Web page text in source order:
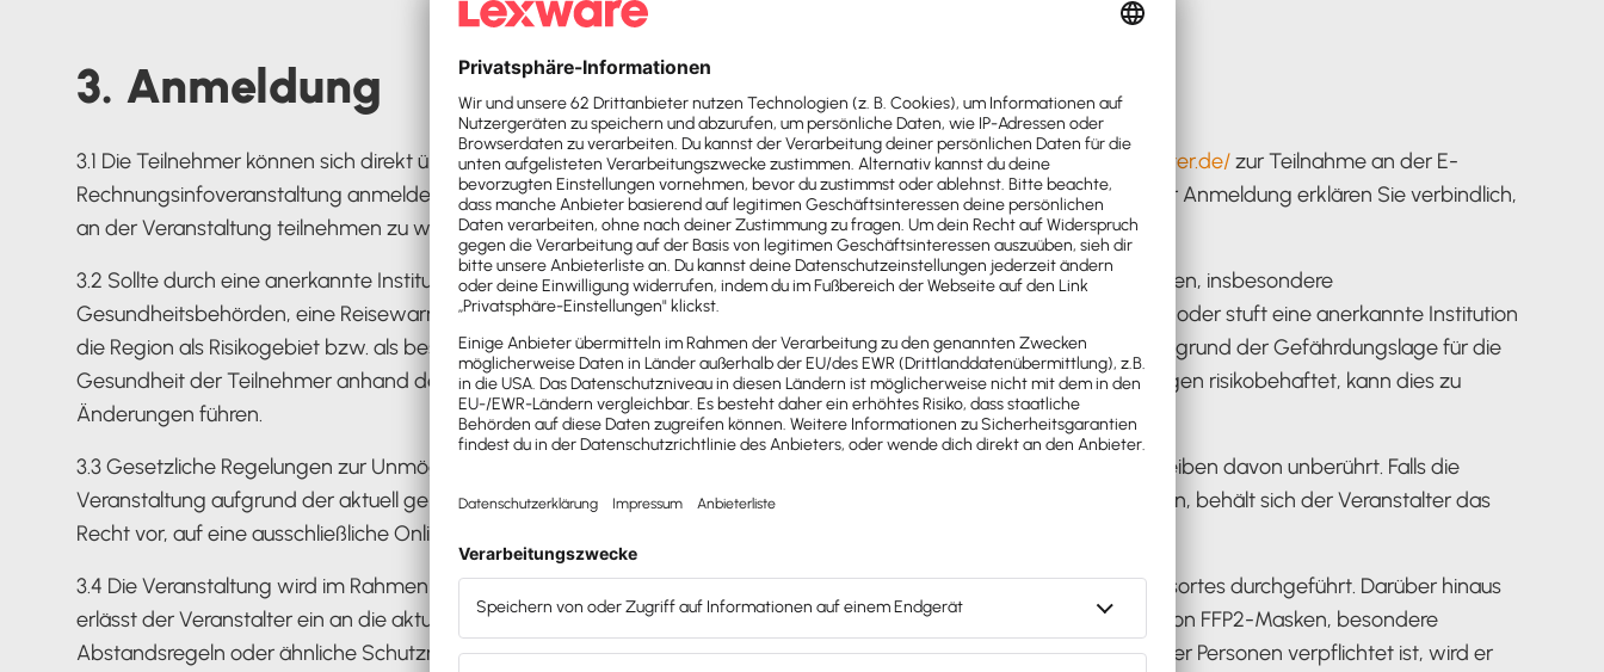
3. Anmeldung
3.1 Die Teilnehmer können sich direkt über das Registrierungsformular auf der Websitehttp://www.lexware-steuerberater.de/zur Teilnahme an der E-
Rechnungsinfoveranstaltung anmelden, und sie erhalten eine Anmeldebestätigung per Mail. Durch das Abschicken der Anmeldung erklären Sie verbindlich,
an der Veranstaltung teilnehmen zu wollen.
3.2 Sollte durch eine anerkannte Institution, z.B. Robert Koch-Institut, Bundesrepublik Deutschland, Länder und Kommunen, insbesondere
Gesundheitsbehörden, eine Reisewarnung oder eine erhöhte Risikowarnung für die Zielregion ausgesprochen werden oder stuft eine anerkannte Institution
die Region als Risikogebiet bzw. als besonderes betroffenes Gebiet ein oder ist die Durchführung der Veranstaltung aufgrund der Gefährdungslage für die
Gesundheit der Teilnehmer anhand der vom Robert Koch-Institut entwickelten Risikofaktoren für (Groß-) Veranstaltungen risikobehaftet, kann dies zu
Änderungen führen.
3.3 Gesetzliche Regelungen zur Unmöglichkeit der Durchführung der Veranstaltung/Inanspruchnahme der Buchung bleiben davon unberührt. Falls die
Veranstaltung aufgrund der aktuell geltenden Bestimmungen nicht als Präsenzveranstaltung durchgeführt werden kann, behält sich der Veranstalter das
Recht vor, auf eine ausschließliche Online-Veranstaltung umzustellen.
3.4 Die Veranstaltung wird im Rahmen der etwaig zum Zeitpunkt geltenden Corona-Verordnungen des Veranstaltungsortes durchgeführt. Darüber hinaus
erlässt der Veranstalter ein an die aktuelle Situation angemessenes Hygienekonzept, das u.a. eine Testpflicht, Tragen von FFP2-Masken, besondere
Abstandsregeln oder ähnliche Schutzmaßnahmen beinhalten kann. Sofern der Veranstalter zum Ausschluss bestimmter Personen verpflichtet ist, wird er